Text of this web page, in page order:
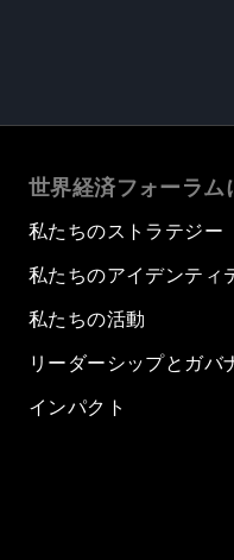
世界経済フォーラム
私たちのストラテジー
私たちのアイデンティ
私たちの活動
リーダーシップとガバ
インパクト